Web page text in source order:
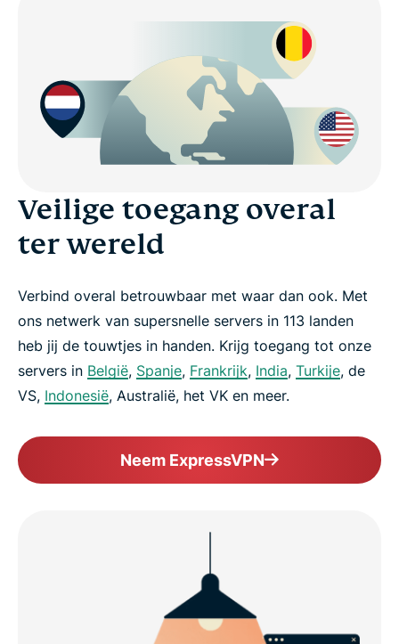
Veilige toegang overal
ter wereld
Verbind overal betrouwbaar met waar dan ook. Met
ons netwerk van supersnelle servers in 113 landen
heb jij de touwtjes in handen. Krijg toegang tot onze
servers in België, Spanje, Frankrijk, India, Turkije, de
VS, Indonesië, Australië, het VK en meer.
Neem ExpressVPN